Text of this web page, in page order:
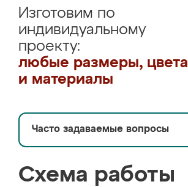
Изготовим по
индивидуальному
проекту:
любые размеры, цвета
и материалы
Часто задаваемые вопросы
Схема работы